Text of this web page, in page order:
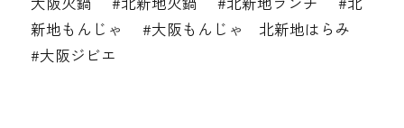
新地もんじゃ #大阪もんじゃ 北新地はらみ
#大阪ジビエ